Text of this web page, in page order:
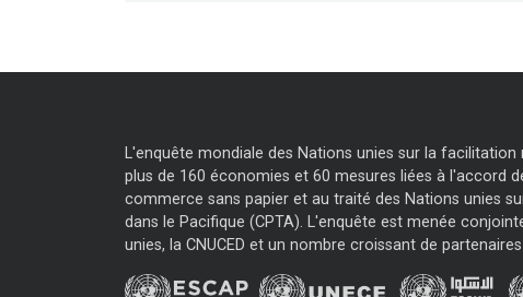
L'enquête mondiale des Nations unies sur la
plus de 160 économies et 60 mesures liées à l'accord
commerce sans papier et au traité des Nations unies
dans le Pacifique (CPTA). L'enquête est menée
unies, la CNUCED et un nombre croissant de